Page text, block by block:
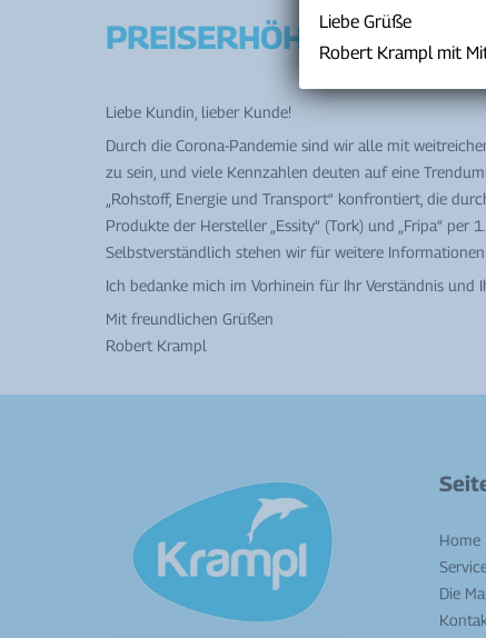
PREISERHÖHUNG
Liebe Kundin, lieber Kunde!
Durch die Corona-Pandemie sind wir alle mit
zu sein, und viele Kennzahlen deuten auf eine
„Rohstoff, Energie und Transport“ konfrontiert, die
Produkte der Hersteller „Essity“ (Tork) und „Fripa“
Selbstverständlich stehen wir für weitere
Ich bedanke mich im Vorhinein für Ihr Verständnis und
Mit freundlichen Grüßen
Robert Krampl
Home
Die
Liebe Grüße
Robert Krampl mit